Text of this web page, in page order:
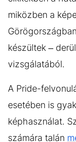
miközben a
készültek –
vizsgálatából.
A Pride-
esetében is
képhasználat.
számára talán